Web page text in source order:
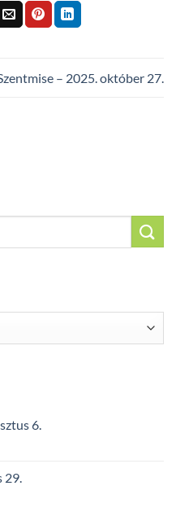
– 2025. október 27.
6.
29.